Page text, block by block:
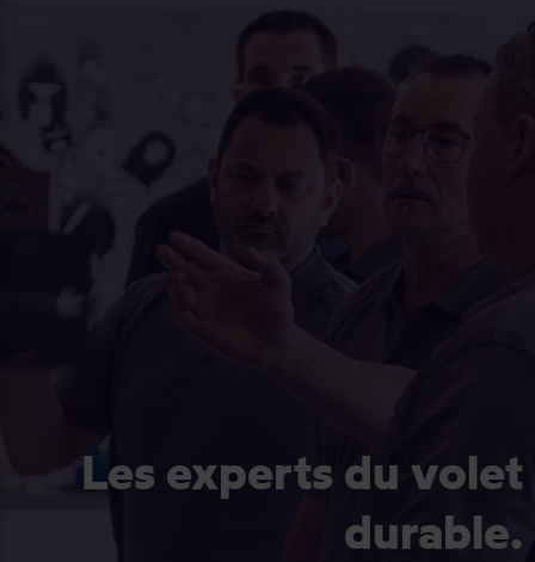
Les experts du volet
durable.